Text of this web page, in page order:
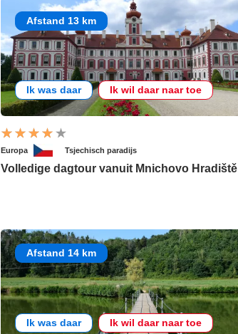
Afstand 13 km
Ik was daar Ik wil daar naar toe
Europa Tsjechisch paradijs
Volledige dagtour vanuit Mnichovo Hradiště
Afstand 14 km
Ik was daar Ik wil daar naar toe